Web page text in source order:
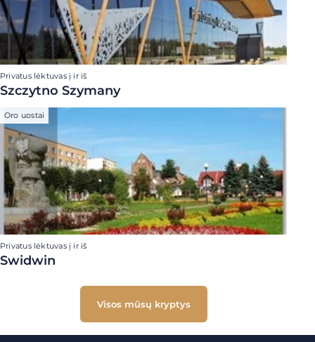
Privatus lėktuvas į ir iš
Szczytno Szymany
Oro uostai
Privatus lėktuvas į ir iš
Swidwin
Visos mūsų kryptys